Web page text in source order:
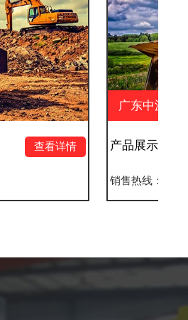
广东中源实业 中源房地产经纪有
限公司 中源户外广告
产品展示四